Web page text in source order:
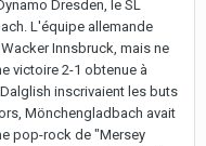
Dresden, le SL
L'équipe allemande
Innsbruck, mais ne
victoire 2-1 obtenue à
inscrivaient les buts
Mönchengladbach avait
pop-rock de "Mersey